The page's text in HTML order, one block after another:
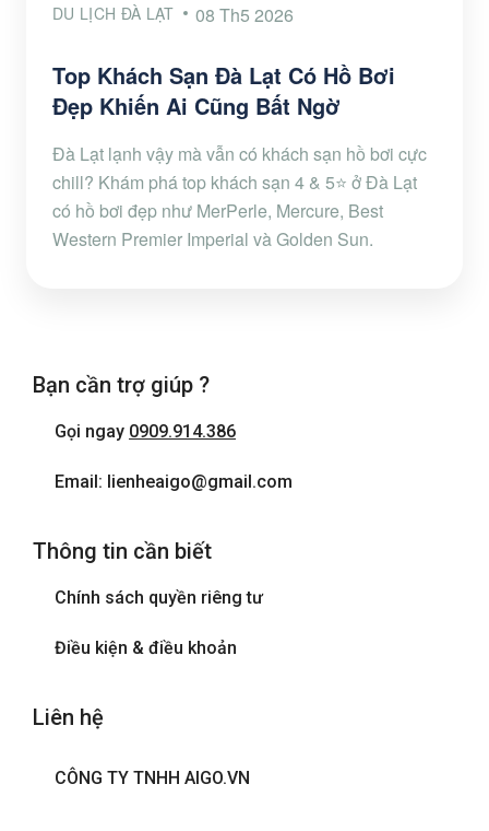
DU LỊCH ĐÀ LẠT 08 Th5 2026
Top Khách Sạn Đà Lạt Có Hồ Bơi
Đẹp Khiến Ai Cũng Bất Ngờ
Đà Lạt lạnh vậy mà vẫn có khách sạn hồ bơi cực
chill? Khám phá top khách sạn 4 & 5⭐ ở Đà Lạt
có hồ bơi đẹp như MerPerle, Mercure, Best
Western Premier Imperial và Golden Sun.
Bạn cần trợ giúp ?
Gọi ngay 0909.914.386
Email: lienheaigo@gmail.com
Thông tin cần biết
Chính sách quyền riêng tư
Điều kiện & điều khoản
Liên hệ
CÔNG TY TNHH AIGO.VN